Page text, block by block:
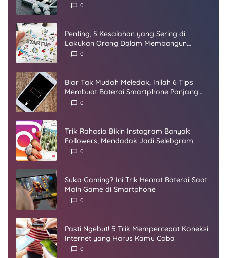
0
Penting, 5 Kesalahan yang Sering di
Lakukan Orang Dalam Membangun
Startup
0
Biar Tak Mudah Meledak, Inilah 6 Tips
Membuat Baterai Smartphone Panjang
Umur
0
Trik Rahasia Bikin Instagram Banyak
Followers, Mendadak Jadi Selebgram
0
Suka Gaming? Ini Trik Hemat Baterai Saat
Main Game di Smartphone
0
Pasti Ngebut! 5 Trik Mempercepat Koneksi
Internet yang Harus Kamu Coba
0